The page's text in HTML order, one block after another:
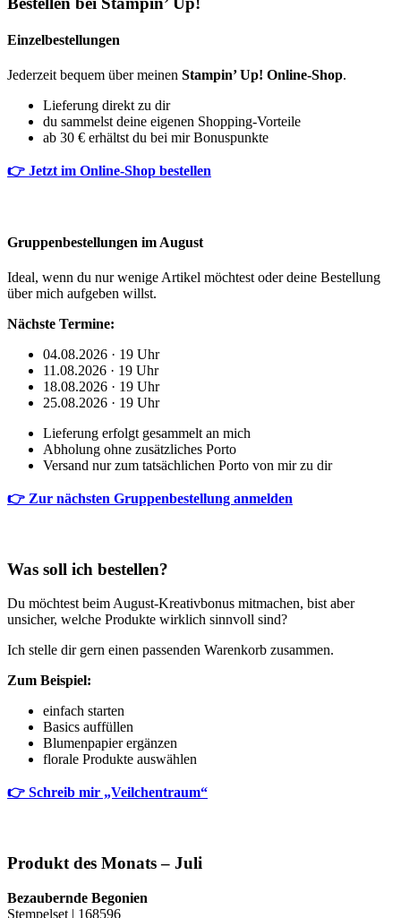
Einzelbestellungen
Jederzeit bequem über meinen Stampin’ Up! Online-Shop.
Lieferung direkt zu dir
du sammelst deine eigenen Shopping-Vorteile
ab 30 € erhältst du bei mir Bonuspunkte
👉 Jetzt im Online-Shop bestellen
Gruppenbestellungen im August
Ideal, wenn du nur wenige Artikel möchtest oder deine Bestellung
über mich aufgeben willst.
Nächste Termine:
04.08.2026 · 19 Uhr
11.08.2026 · 19 Uhr
18.08.2026 · 19 Uhr
25.08.2026 · 19 Uhr
Lieferung erfolgt gesammelt an mich
Abholung ohne zusätzliches Porto
Versand nur zum tatsächlichen Porto von mir zu dir
👉 Zur nächsten Gruppenbestellung anmelden
Was soll ich bestellen?
Du möchtest beim August-Kreativbonus mitmachen, bist aber
unsicher, welche Produkte wirklich sinnvoll sind?
Ich stelle dir gern einen passenden Warenkorb zusammen.
Zum Beispiel:
einfach starten
Basics auffüllen
Blumenpapier ergänzen
florale Produkte auswählen
👉 Schreib mir „Veilchentraum“
Produkt des Monats – Juli
Bezaubernde Begonien
Stempelset | 168596